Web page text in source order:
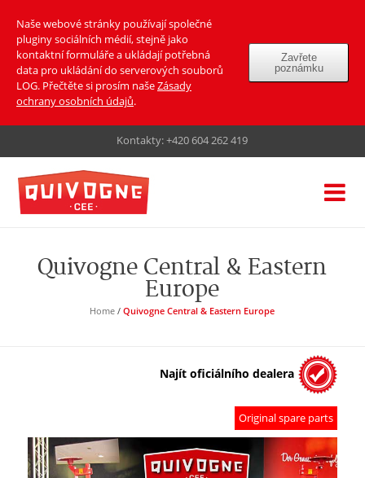
Naše webové stránky používají společné
pluginy sociálních médií, stejně jako
kontaktní formuláře a ukládají potřebná
data pro ukládání do serverových souborů
LOG. Přečtěte si prosím našeZásady
ochrany osobních údajů.
Zavřete
poznámku
Kontakty:+420 604 262 419
Quivogne Central & Eastern
Europe
Home /Quivogne Central & Eastern Europe
Najít oficiálního dealera
Original spare parts